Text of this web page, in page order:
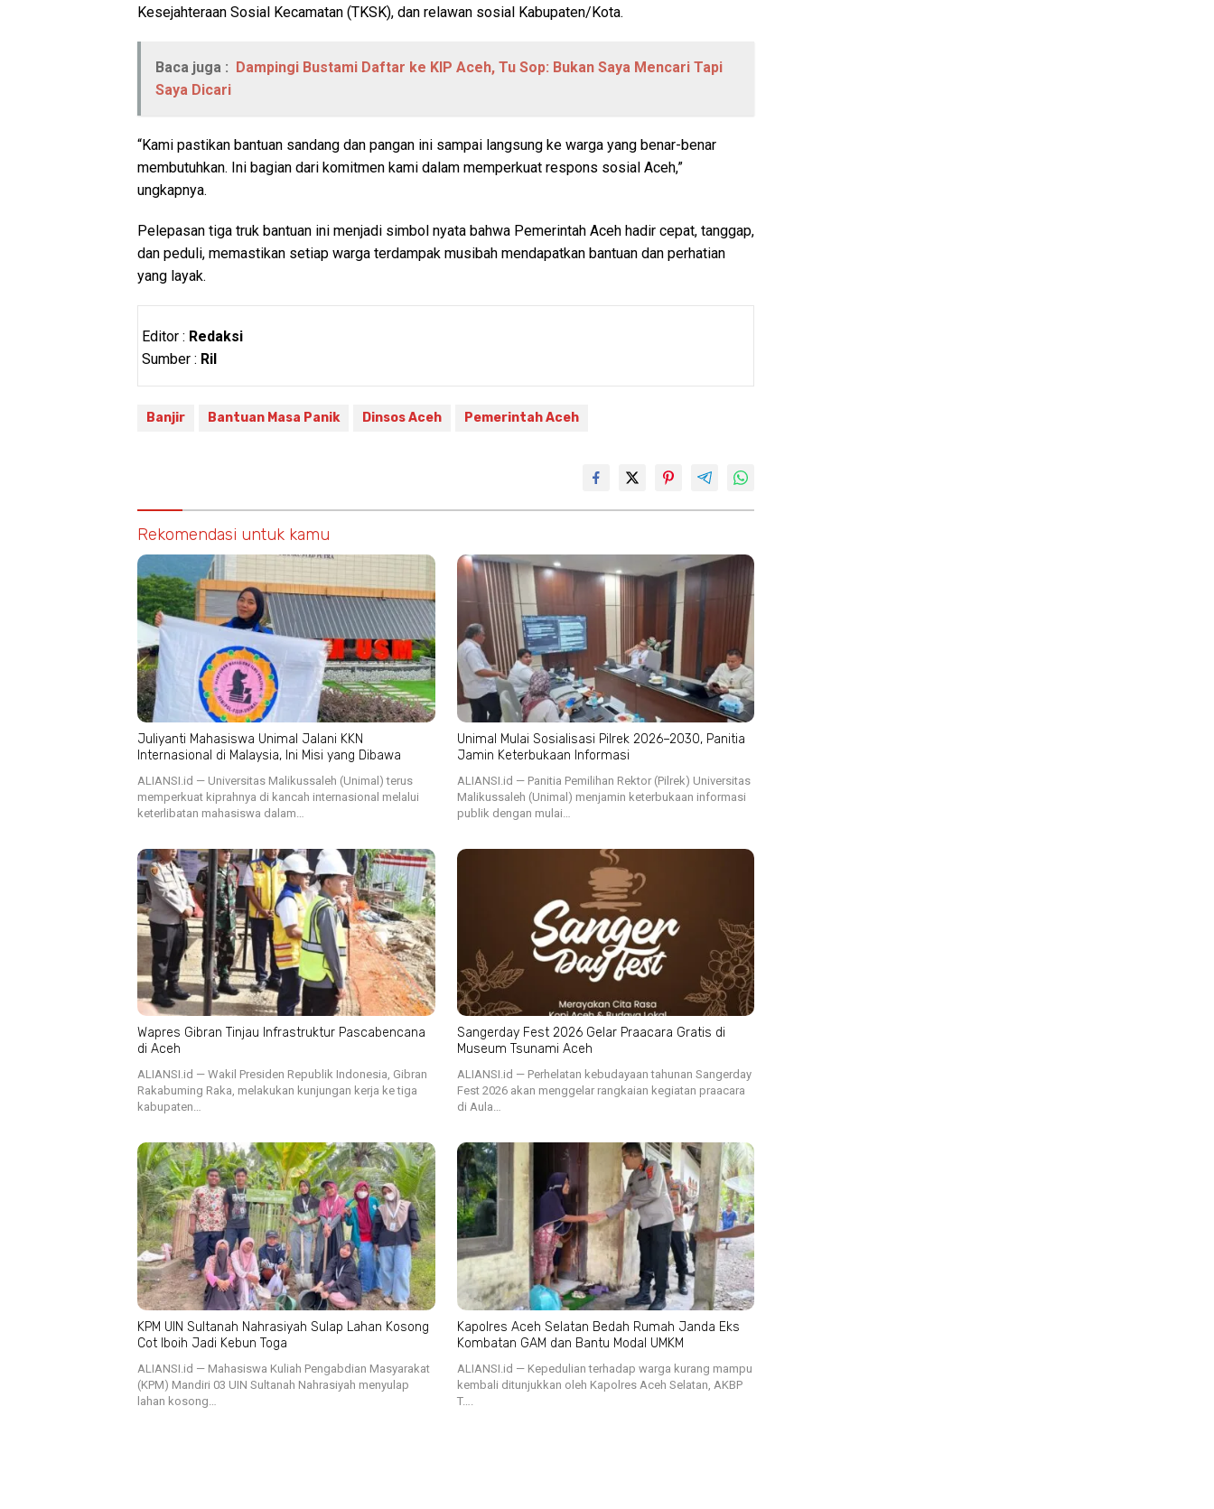
Kesejahteraan Sosial Kecamatan (TKSK), dan relawan sosial Kabupaten/Kota.
Baca juga :
Dampingi Bustami Daftar ke KIP Aceh, Tu Sop: Bukan Saya Mencari Tapi
Saya Dicari
“Kami pastikan bantuan sandang dan pangan ini sampai langsung ke warga yang benar-benar
membutuhkan. Ini bagian dari komitmen kami dalam memperkuat respons sosial Aceh,”
ungkapnya.
Pelepasan tiga truk bantuan ini menjadi simbol nyata bahwa Pemerintah Aceh hadir cepat, tanggap,
dan peduli, memastikan setiap warga terdampak musibah mendapatkan bantuan dan perhatian
yang layak.
Editor : Redaksi
Sumber : Ril
Banjir Bantuan Masa Panik Dinsos Aceh Pemerintah Aceh
Rekomendasi untuk kamu
Juliyanti Mahasiswa Unimal Jalani KKN
Internasional di Malaysia, Ini Misi yang Dibawa
ALIANSI.id — Universitas Malikussaleh (Unimal) terus
memperkuat kiprahnya di kancah internasional melalui
keterlibatan mahasiswa dalam…
Unimal Mulai Sosialisasi Pilrek 2026–2030, Panitia
Jamin Keterbukaan Informasi
ALIANSI.id — Panitia Pemilihan Rektor (Pilrek) Universitas
Malikussaleh (Unimal) menjamin keterbukaan informasi
publik dengan mulai…
Wapres Gibran Tinjau Infrastruktur Pascabencana
di Aceh
ALIANSI.id — Wakil Presiden Republik Indonesia, Gibran
Rakabuming Raka, melakukan kunjungan kerja ke tiga
kabupaten…
Sangerday Fest 2026 Gelar Praacara Gratis di
Museum Tsunami Aceh
ALIANSI.id — Perhelatan kebudayaan tahunan Sangerday
Fest 2026 akan menggelar rangkaian kegiatan praacara
di Aula…
KPM UIN Sultanah Nahrasiyah Sulap Lahan Kosong
Cot Iboih Jadi Kebun Toga
ALIANSI.id — Mahasiswa Kuliah Pengabdian Masyarakat
(KPM) Mandiri 03 UIN Sultanah Nahrasiyah menyulap
lahan kosong…
Kapolres Aceh Selatan Bedah Rumah Janda Eks
Kombatan GAM dan Bantu Modal UMKM
ALIANSI.id — Kepedulian terhadap warga kurang mampu
kembali ditunjukkan oleh Kapolres Aceh Selatan, AKBP
T….